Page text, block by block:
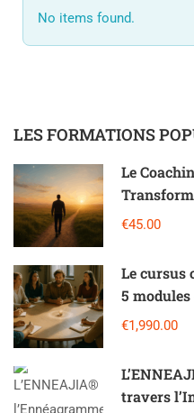
No items found.
LES FORMATIONS
Le
potentiel
€45.00
Le cursus
5
€1,990.00
travers